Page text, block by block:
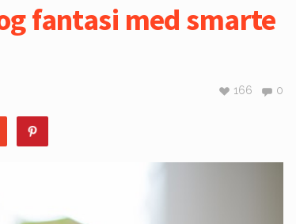
fantasi med smarte
0
166